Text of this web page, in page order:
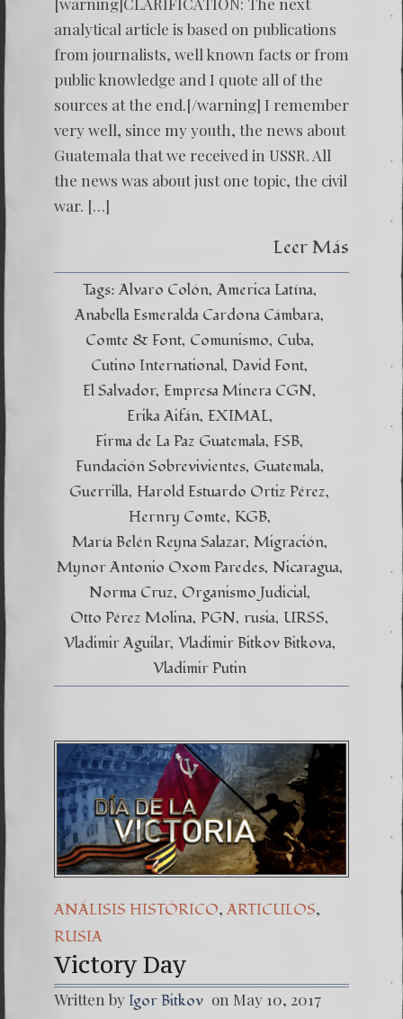
analytical article is based on publications
from journalists, well known facts or from
public knowledge and I quote all of the
sources at the end.[/warning] I remember
very well, since my youth, the news about
Guatemala that we received in USSR. All
the news was about just one topic, the civil
war. […]
Leer Más
Tags: Alvaro Colón America Latína
Anabella Esmeralda Cardona Cámbara
Comte & Font Comunismo Cuba
Cutino International David Font
El Salvador Empresa Minera CGN
Erika Aifán EXIMAL
Firma de La Paz Guatemala FSB
Fundación Sobrevivientes Guatemala
Guerrilla Harold Estuardo Ortiz Pérez
Hernry Comte KGB
María Belén Reyna Salazar Migración
Mynor Antonio Oxom Paredes Nicaragua
Norma Cruz Organismo Judicial
Otto Pérez Molina PGN rusia URSS
Vladimir Aguilar Vladimir Bitkov Bitkova
Vladimir Putin
ANÁLISIS HISTÓRICO, ARTICULOS,
RUSIA
Victory Day
Written by Igor Bitkov on May 10, 2017